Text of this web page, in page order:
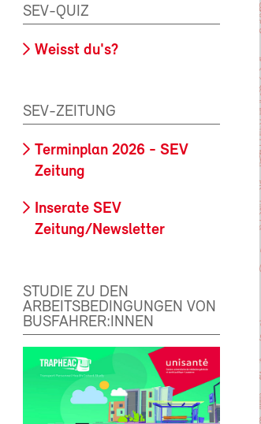
SEV-QUIZ
Weisst du's?
SEV-ZEITUNG
Terminplan 2026 - SEV
Zeitung
Inserate SEV
Zeitung/Newsletter
STUDIE ZU DEN
ARBEITSBEDINGUNGEN VON
BUSFAHRER:INNEN